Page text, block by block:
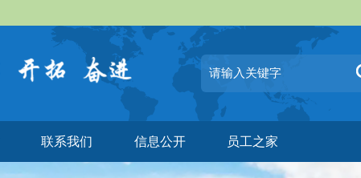
联系我们 信息公开 员工之家